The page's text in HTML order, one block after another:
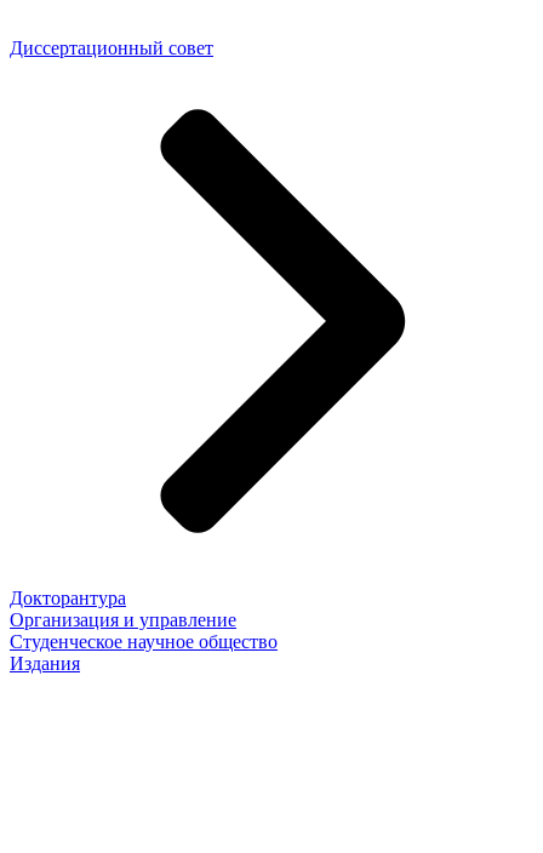
Диссертационный совет
Докторантура
Организация и управление
Студенческое научное общество
Издания